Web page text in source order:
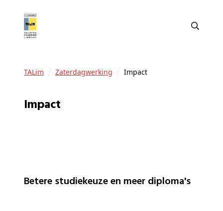
TALim Zaterdagwerking Impact
Impact
Betere studiekeuze en meer diploma's